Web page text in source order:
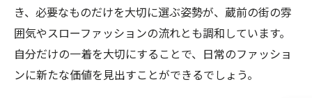
き、必要なものだけを大切に選ぶ姿勢が、蔵前の街の雰
囲気やスローファッションの流れとも調和しています。
自分だけの一着を大切にすることで、日常のファッショ
ンに新たな価値を見出すことができるでしょう。